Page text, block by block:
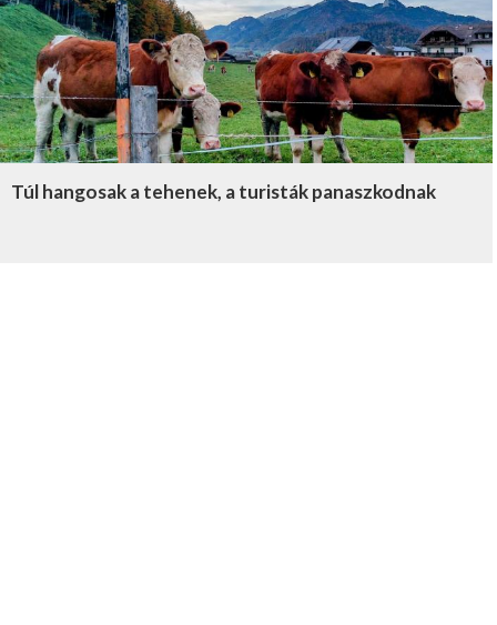
Túl hangosak a tehenek, a turisták panaszkodnak